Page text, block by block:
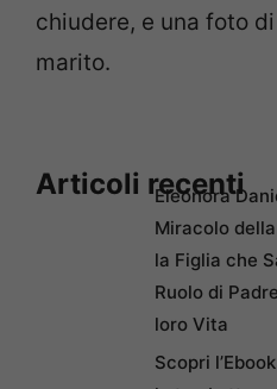
chiudere, e una foto
marito.
Articoli recenti
Eleonora
Miracolo
la Figlia che
Ruolo di
loro Vita
Scopri